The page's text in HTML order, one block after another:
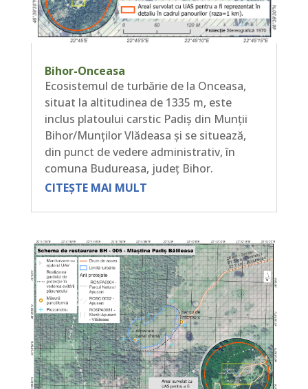
Bihor-Onceasa
Ecosistemul de turbărie de la Onceasa,
situat la altitudinea de 1335 m, este
inclus platoului carstic Padiș din Munții
Bihor/Munților Vlădeasa și se situează,
din punct de vedere administrativ, în
comuna Budureasa, județ Bihor.
CITEȘTE MAI MULT